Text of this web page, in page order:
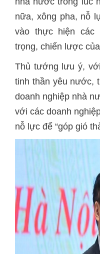
nữa, xông pha, nỗ
vào thực hiện các
trọng, chiến lược
Thủ tướng lưu ý,
tinh thần yêu nước,
doanh nghiệp nhà
với các doanh
nỗ lực để “góp gió